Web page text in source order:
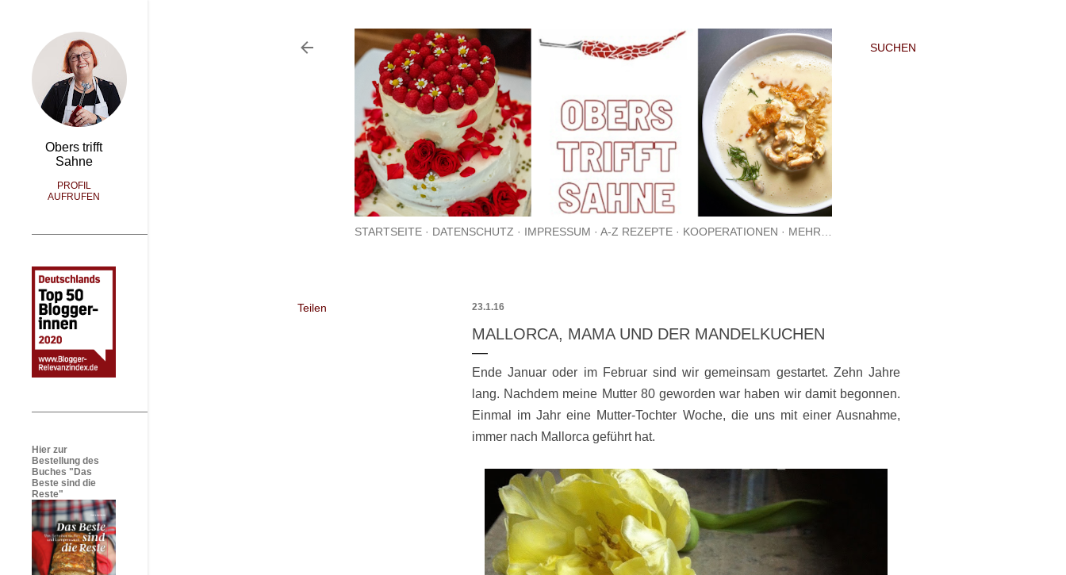
SUCHEN
STARTSEITE DATENSCHUTZ IMPRESSUM A-Z REZEPTE KOOPERATIONEN MEHR…
Teilen 23.1.16
MALLORCA, MAMA UND DER MANDELKUCHEN
Ende Januar oder im Februar sind wir gemeinsam gestartet. Zehn Jahre
lang. Nachdem meine Mutter 80 geworden war haben wir damit begonnen.
Einmal im Jahr eine Mutter-Tochter Woche, die uns mit einer Ausnahme,
immer nach Mallorca geführt hat.
Obers trifft
Sahne
PROFIL
AUFRUFEN
Hier zur
Bestellung des
Buches "Das
Beste sind die
Reste"